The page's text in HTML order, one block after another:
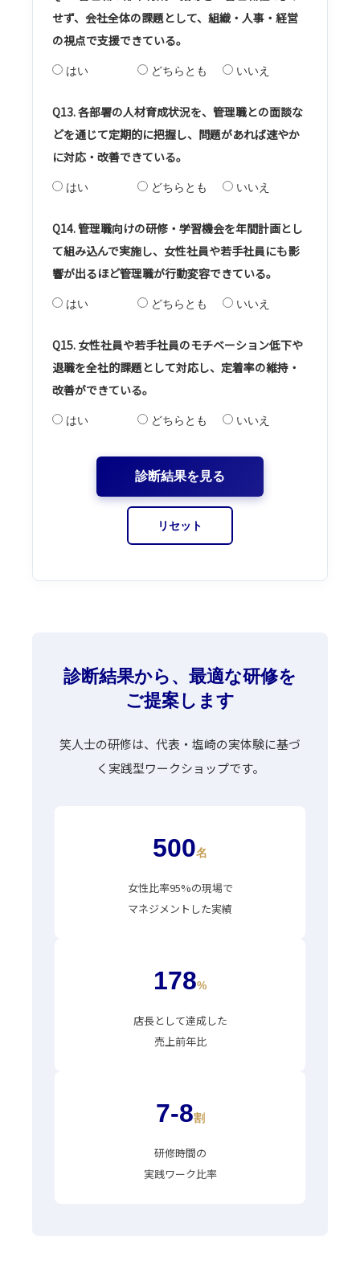
せず、会社全体の課題として、組織・人事・経営
の視点で支援できている。
はい どちらとも いいえ
Q13. 各部署の人材育成状況を、管理職との面談な
どを通じて定期的に把握し、問題があれば速やか
に対応・改善できている。
はい どちらとも いいえ
Q14. 管理職向けの研修・学習機会を年間計画とし
て組み込んで実施し、女性社員や若手社員にも影
響が出るほど管理職が行動変容できている。
はい どちらとも いいえ
Q15. 女性社員や若手社員のモチベーション低下や
退職を全社的課題として対応し、定着率の維持・
改善ができている。
はい どちらとも いいえ
診断結果を見る
リセット
診断結果から、最適な研修を
ご提案します
笑人士の研修は、代表・塩崎の実体験に基づ
く実践型ワークショップです。
500名
女性比率95%の現場で
マネジメントした実績
178%
店長として達成した
売上前年比
7-8割
研修時間の
実践ワーク比率